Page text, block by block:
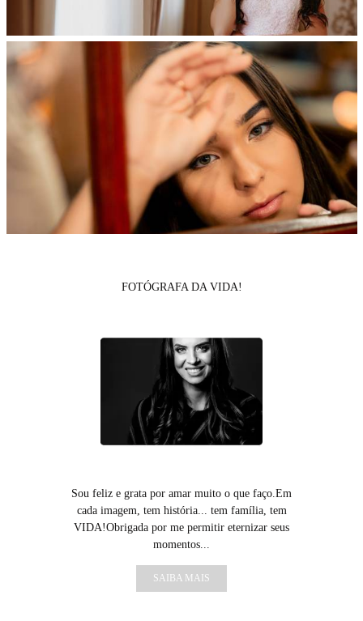
FOTÓGRAFA DA VIDA!
Sou feliz e grata por amar muito o que faço.Em
cada imagem, tem história... tem família, tem
VIDA!Obrigada por me permitir eternizar seus
momentos...
SAIBA MAIS